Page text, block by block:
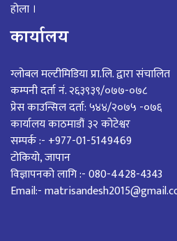
होला ।
कार्यालय
ग्लोबल मल्टीमिडिया प्रा.लि. द्वारा संचालित
कम्पनी दर्ता नं. २६३९३९/०७७-०७८
प्रेस काउन्सिल दर्ता: ५४४/२०७५ -०७६
कार्यालय काठमाडौं ३२ कोटेश्वर
सम्पर्क :- +977-01-5149469
टोकियो, जापान
विज्ञापनको लागि :- 080-4428-4343
Email:-